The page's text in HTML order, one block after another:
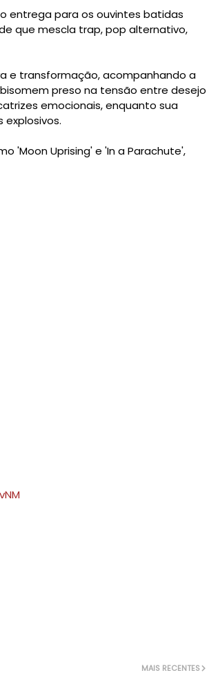
entrega para os ouvintes batidas
que mescla trap, pop alternativo,
e transformação, acompanhando a
preso na tensão entre desejo
emocionais, enquanto sua
'Moon Uprising'e 'In a Parachute',
MAIS RECENTES